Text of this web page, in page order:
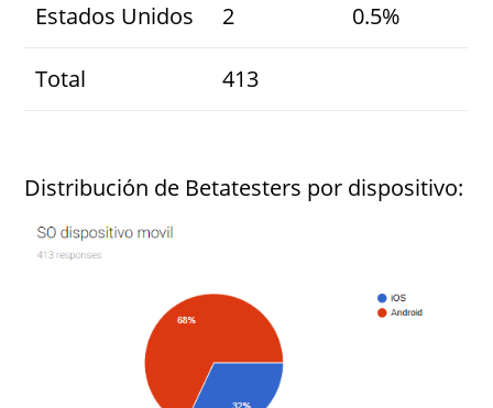
Estados Unidos 2 0.5%
Total 413
Distribución de Betatesters por dispositivo: